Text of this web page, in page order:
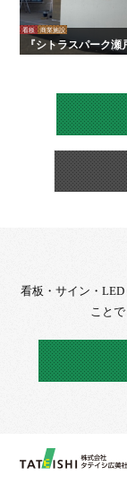
看板 商業施設
『シトラスパーク瀬
ニューアルに伴う施
看板・サイン・
こと